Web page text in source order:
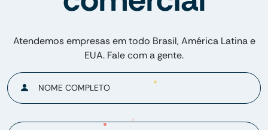
Atendemos empresas em todo Brasil, América Latina e
EUA. Fale com a gente.
NOME COMPLETO